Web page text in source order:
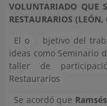
VOLUNTARIADO QUE
RESTAURARIOS (LEÓN,
El o
bjetivo del
ideas como Seminario
taller de
Restauraríos
Se acordó que